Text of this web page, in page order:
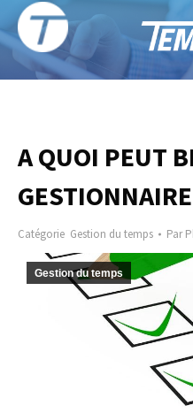
A QUOI PEUT
Catégorie Gestion du temps Par
Gestion du temps